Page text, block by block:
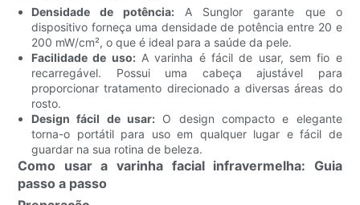
Densidade de potência: A Sunglor garante que o
dispositivo forneça uma densidade de potência entre 20 e
200 mW/cm², o que é ideal para a saúde da pele.
Facilidade de uso:A varinha é fácil de usar, sem fio e
recarregável. Possui uma cabeça ajustável para
proporcionar tratamento direcionado a diversas áreas do
rosto.
Design fácil de usar: O design compacto e elegante
torna-o portátil para uso em qualquer lugar e fácil de
guardar na sua rotina de beleza.
Como usar a varinha facial infravermelha: Guia
passo a passo